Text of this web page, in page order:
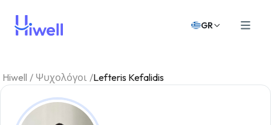
GR
Hiwell / Ψυχολόγοι /Lefteris Kefalidis